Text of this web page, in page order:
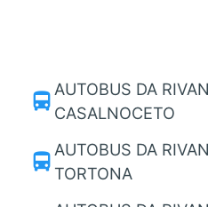
directions_bus AUTOBUS DA
CASALNOCETO
directions_bus AUTOBUS DA
TORTONA